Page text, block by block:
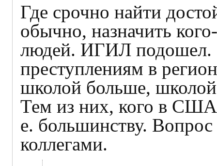
Где срочно найти
обычно, назначить
людей. ИГИЛ
преступлениям в
школой больше,
Тем из них, кого в США
е. большинству.
коллегами.